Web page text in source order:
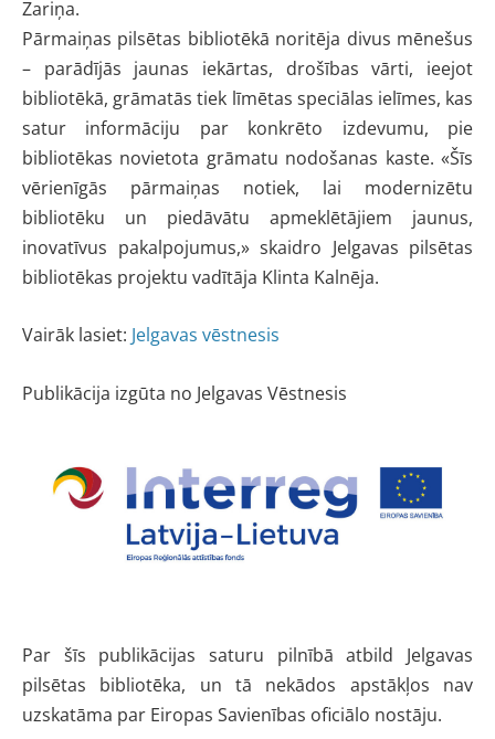
Zariņa.
Pārmaiņas pilsētas bibliotēkā noritēja divus mēnešus
– parādījās jaunas iekārtas, drošības vārti, ieejot
bibliotēkā, grāmatās tiek līmētas speciālas ielīmes, kas
satur informāciju par konkrēto izdevumu, pie
bibliotēkas novietota grāmatu nodošanas kaste. «Šīs
vērienīgās pārmaiņas notiek, lai modernizētu
bibliotēku un piedāvātu apmeklētājiem jaunus,
inovatīvus pakalpojumus,» skaidro Jelgavas pilsētas
bibliotēkas projektu vadītāja Klinta Kalnēja.
Vairāk lasiet: Jelgavas vēstnesis
Publikācija izgūta no Jelgavas Vēstnesis
Par šīs publikācijas saturu pilnībā atbild Jelgavas
pilsētas bibliotēka, un tā nekādos apstākļos nav
uzskatāma par Eiropas Savienības oficiālo nostāju.